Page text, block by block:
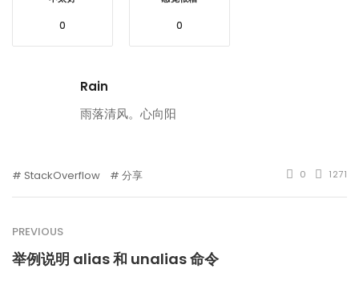
0 0
Rain
雨落清风。心向阳
StackOverflow 分享 0 1271
PREVIOUS
举例说明 alias 和 unalias 命令